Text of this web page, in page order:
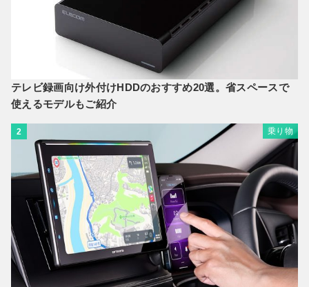
テレビ録画向け外付けHDDのおすすめ20選。省スペースで
使えるモデルもご紹介
2 乗り物